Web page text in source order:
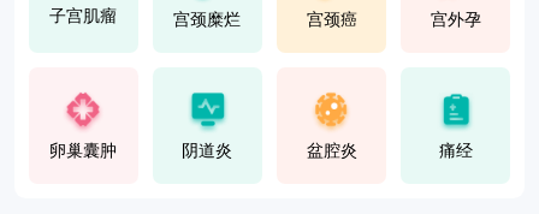
子宫肌瘤 宫颈糜烂 宫颈癌 宫外孕
卵巢囊肿 阴道炎 盆腔炎 痛经